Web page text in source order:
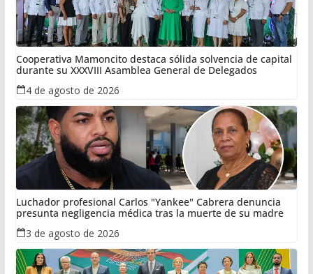
Cooperativa Mamoncito destaca sólida solvencia de capital
durante su XXXVIII Asamblea General de Delegados
4 de agosto de 2026
Luchador profesional Carlos "Yankee" Cabrera denuncia
presunta negligencia médica tras la muerte de su madre
3 de agosto de 2026